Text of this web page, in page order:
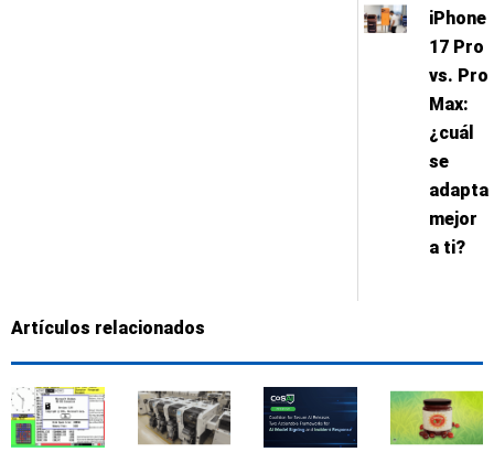
iPhone
17 Pro
vs. Pro
Max:
¿cuál
se
adapta
mejor
a ti?
Artículos relacionados